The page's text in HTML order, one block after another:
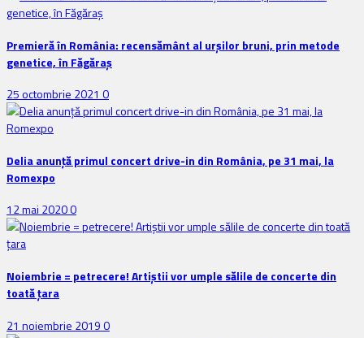
Premieră în România: recensământ al urșilor bruni, prin metode
genetice, în Făgăraș
25 octombrie 2021 0
Delia anunţă primul concert drive-in din România, pe 31 mai, la
Romexpo
12 mai 20200
Noiembrie = petrecere! Artiștii vor umple sălile de concerte din
toată țara
21 noiembrie 20190